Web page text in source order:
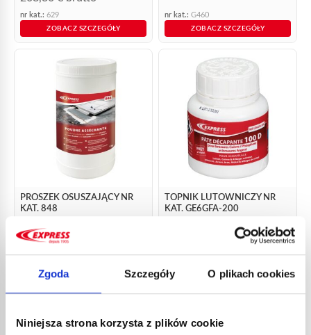
Zgoda Szczegóły O plikach cookies
Niniejsza strona korzysta z plików cookie
nr kat.: 629
ZOBACZ SZCZEGÓŁY
nr kat.: G460
ZOBACZ SZCZEGÓŁY
PROSZEK OSUSZAJĄCY NR
KAT. 848
44,74€brutto
nr kat.:848
ZOBACZ SZCZEGÓŁY
TOPNIK LUTOWNICZY NR
KAT. GE6GFA-200
nr kat.:GE6GFA-200
ZOBACZ SZCZEGÓŁY